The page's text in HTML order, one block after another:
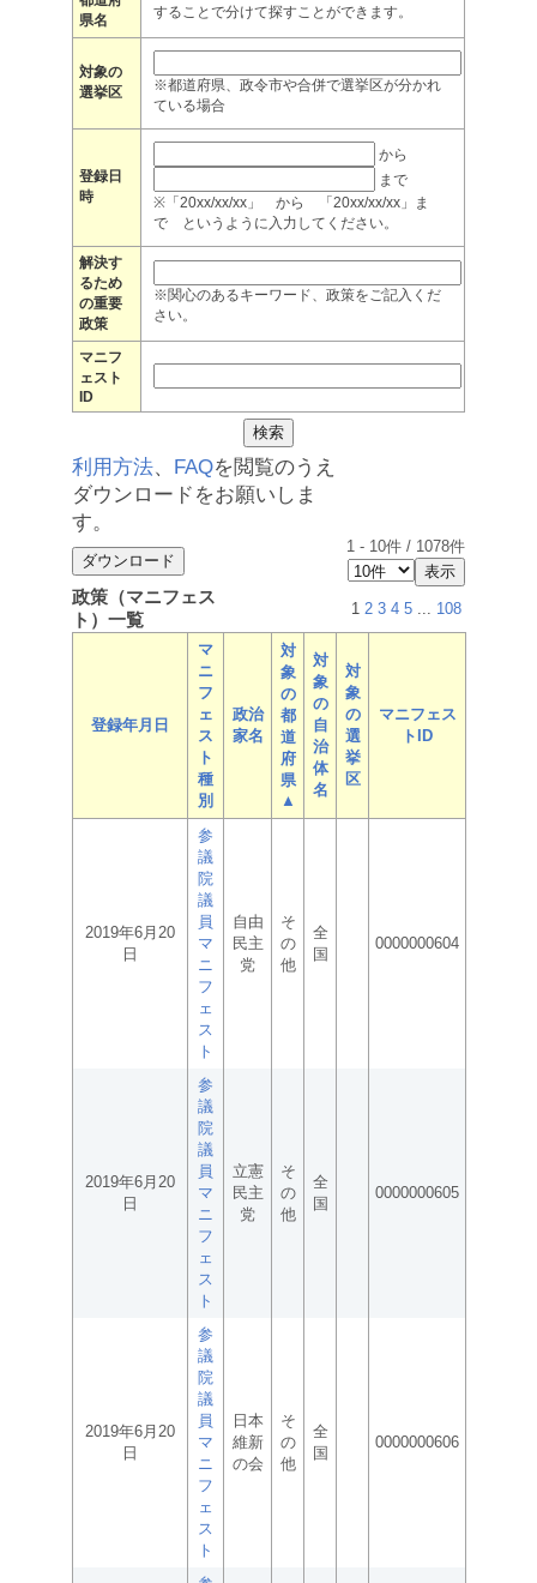
県名
することで分けて探すことができます。
対象の
選挙区
※都道府県、政令市や合併で選挙区が分かれ
ている場合
登録日
時
から
まで
※「20xx/xx/xx」 から 「20xx/xx/xx」ま
で というように入力してください。
解決す
るため
の重要
政策
※関心のあるキーワード、政策をご記入くだ
さい。
マニフ
ェスト
ID
利用方法、 FAQを閲覧のうえ
ダウンロードをお願いしま
す。
1 - 10件 / 1078件
政策（マニフェス
ト）一覧
1 2 3 4 5 ... 108
登録年月日
マ
ニ
フ
ェ
ス
ト
種
別
政治
家名
対
象
の
都
道
府
県
▲
対
象
の
自
治
体
名
対
象
の
選
挙
区
マニフェス
トID
2019年6月20
日
参
議
院
議
員
マ
ニ
フ
ェ
ス
ト
自由
民主
党
そ
の
他
全
国
0000000604
2019年6月20
日
参
議
院
議
員
マ
ニ
フ
ェ
ス
ト
立憲
民主
党
そ
の
他
全
国
0000000605
2019年6月20
日
参
議
院
議
員
マ
ニ
フ
ェ
ス
ト
日本
維新
の会
そ
の
他
全
国
0000000606